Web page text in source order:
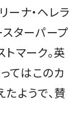
ーナ・ヘレラ
スターパープ
マーク。英
てはこのカ
ようで、賛